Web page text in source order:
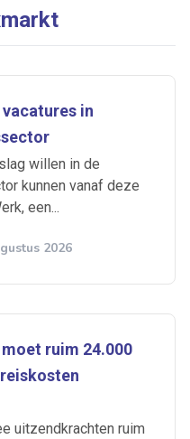
in
willen in de
kunnen vanaf deze
een...
2026
ruim 24.000
uitzendkrachten ruim